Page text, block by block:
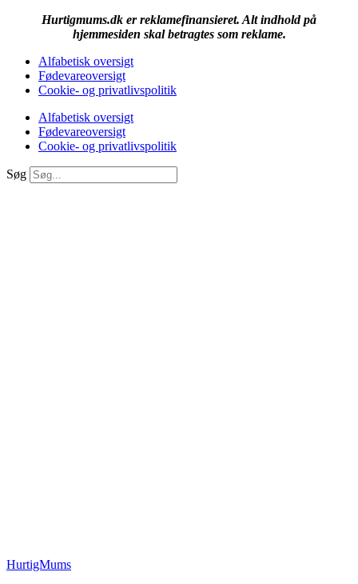
Hurtigmums.dk er reklamefinansieret. Alt indhold på
hjemmesiden skal betragtes som reklame.
Alfabetisk oversigt
Fødevareoversigt
Cookie- og privatlivspolitik
Alfabetisk oversigt
Fødevareoversigt
Cookie- og privatlivspolitik
Søg
HurtigMums